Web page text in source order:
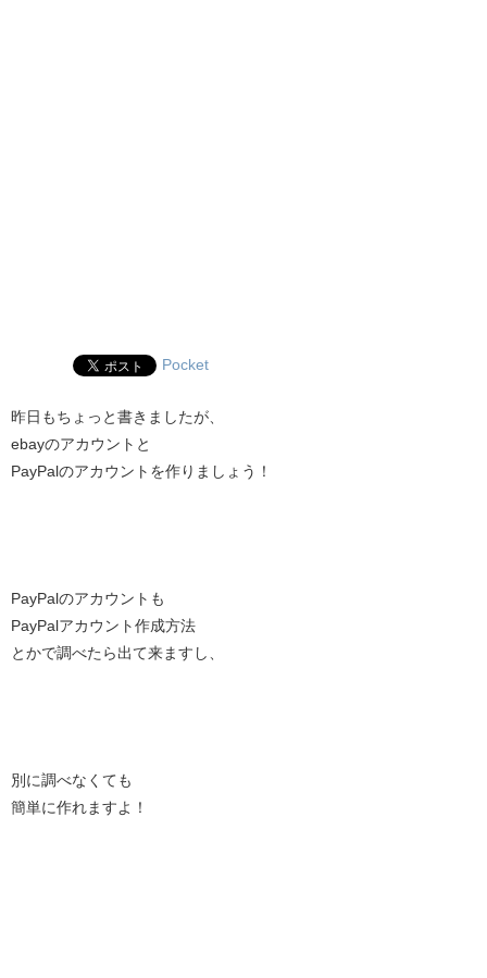
Pocket
昨日もちょっと書きましたが、
ebayのアカウントと
PayPalのアカウントを作りましょう！
PayPalのアカウントも
PayPalアカウント作成方法
とかで調べたら出て来ますし、
別に調べなくても
簡単に作れますよ！